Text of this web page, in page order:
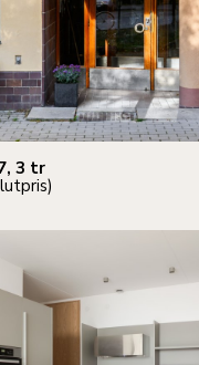
3 tr